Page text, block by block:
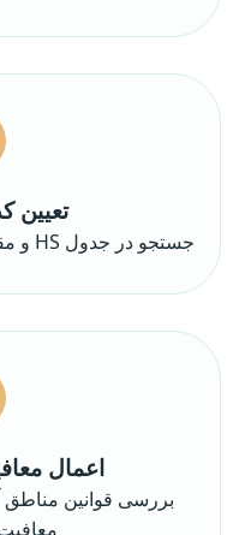
تعیین
جستجو در جدول HS و مقایسه با زیرمجموعه‌های مرتبط
اعمال
بررسی قوانین مناطق